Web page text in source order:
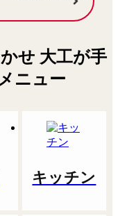
キッチン